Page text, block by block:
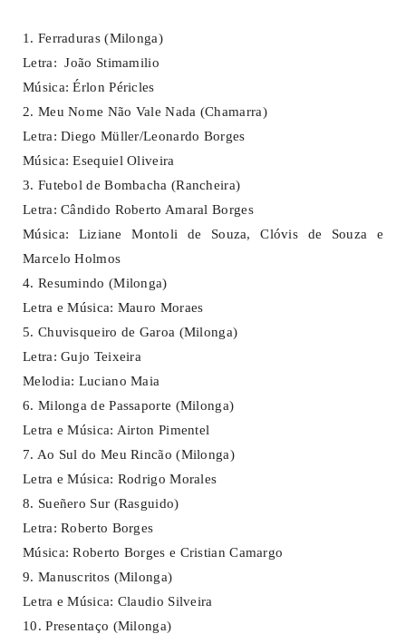
1. Ferraduras (Milonga)
Letra: João Stimamilio
Música: Érlon Péricles
2. Meu Nome Não Vale Nada (Chamarra)
Letra: Diego Müller/Leonardo Borges
Música: Esequiel Oliveira
3. Futebol de Bombacha (Rancheira)
Letra: Cândido Roberto Amaral Borges
Música: Liziane Montoli de Souza, Clóvis de Souza e
Marcelo Holmos
4. Resumindo (Milonga)
Letra e Música: Mauro Moraes
5. Chuvisqueiro de Garoa (Milonga)
Letra: Gujo Teixeira
Melodia: Luciano Maia
6. Milonga de Passaporte (Milonga)
Letra e Música: Airton Pimentel
7. Ao Sul do Meu Rincão (Milonga)
Letra e Música: Rodrigo Morales
8. Sueñero Sur (Rasguido)
Letra: Roberto Borges
Música: Roberto Borges e Cristian Camargo
9. Manuscritos (Milonga)
Letra e Música: Claudio Silveira
10. Presentaço (Milonga)